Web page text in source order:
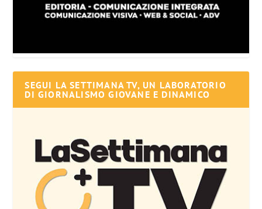
SEGUI LA SETTIMANA TV, UN LABORATORIO
DI GIORNALISMO GIOVANE E DINAMICO